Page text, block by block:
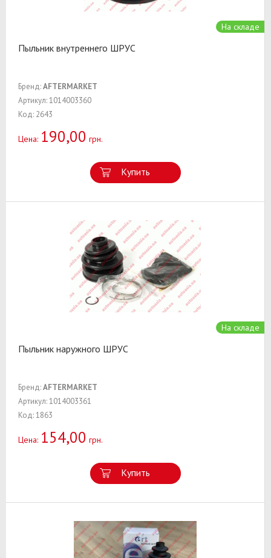
На складе
Пыльник внутреннего ШРУС
Бренд:AFTERMARKET
Артикул: 1014003360
Код: 2643
Цена: 190,00 грн.
Купить
На складе
Пыльник наружного ШРУС
Бренд:AFTERMARKET
Артикул: 1014003361
Код: 1863
Цена: 154,00 грн.
Купить